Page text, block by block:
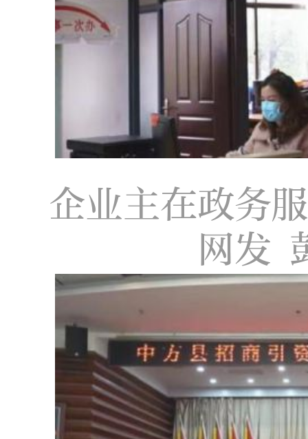
企业主在政务
网发